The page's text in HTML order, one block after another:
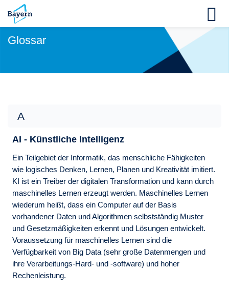
Skip to navigation
Skip to login form
Zum Hauptinhalt
Skip to accessibility options
Skip to footer
Skip accessibility options
Glossar
A
AI - Künstliche Intelligenz
Ein Teilgebiet der Informatik, das menschliche Fähigkeiten
wie logisches Denken, Lernen, Planen und Kreativität imitiert.
KI ist ein Treiber der digitalen Transformation und kann durch
maschinelles Lernen erzeugt werden. Maschinelles Lernen
wiederum heißt, dass ein Computer auf der Basis
vorhandener Daten und Algorithmen selbstständig Muster
und Gesetzmäßigkeiten erkennt und Lösungen entwickelt.
Voraussetzung für maschinelles Lernen sind die
Verfügbarkeit von Big Data (sehr große Datenmengen und
ihre Verarbeitungs-Hard- und -software) und hoher
Rechenleistung.